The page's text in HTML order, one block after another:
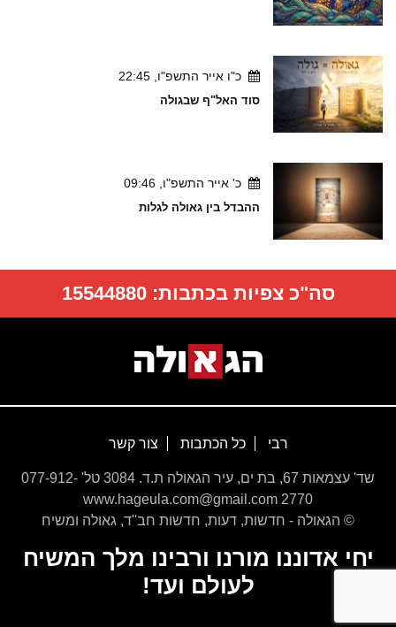
כ"ו אייר התשפ"ו, 22:45
סוד האל"ף שבגולה
כ' אייר התשפ"ו, 09:46
ההבדל בין גאולה לגלות
סה"כ צפיות בכתבות:15544880
רבי כל הכתבות צור קשר
שד' עצמאות 67, בת ים, עיר הגאולה ת.ד. 3084 טל' 077-912-
2770 www.hageula.com@gmail.com
© הגאולה - חדשות, דעות, חדשות חב''ד, גאולה ומשיח
יחי אדוננו מורנו ורבינו מלך המשיח
לעולם ועד!